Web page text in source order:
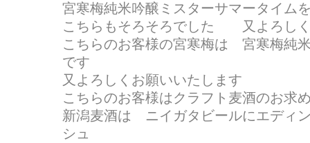
宮寒梅純米吟醸ミスターサマータイム
こちらもそろそろでした 又よろしく
こちらのお客様の宮寒梅は 宮寒梅純
です
又よろしくお願いいたします
こちらのお客様はクラフト麦酒のお求
新潟麦酒は ニイガタビールにエディ
シュ